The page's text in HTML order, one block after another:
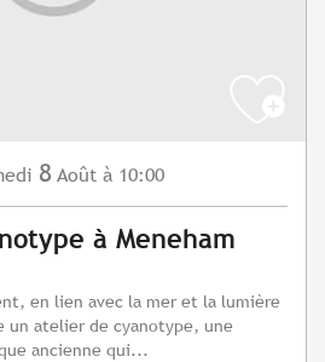
8 Août à 10:00
à Meneham
en lien avec la mer et la lumière
un atelier de cyanotype, une
ancienne qui...